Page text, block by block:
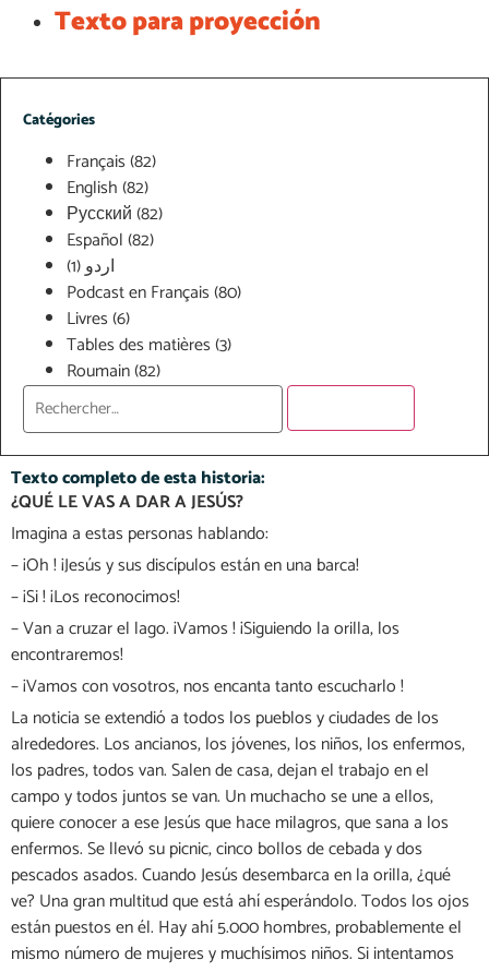
Texto para proyección
Catégories
Français(82)
English(82)
Русский(82)
Español(82)
اردو(1)
Podcast en Français(80)
Livres(6)
Tables des matières(3)
Roumain(82)
Texto completo de esta historia:​
¿QUÉ LE VAS A DAR A JESÚS?
Imagina a estas personas hablando:
– ¡Oh ! ¡Jesús y sus discípulos están en una barca!
– ¡Si ! ¡Los reconocimos!
– Van a cruzar el lago. ¡Vamos ! ¡Siguiendo la orilla, los
encontraremos!
– ¡Vamos con vosotros, nos encanta tanto escucharlo !
La noticia se extendió a todos los pueblos y ciudades de los
alrededores. Los ancianos, los jóvenes, los niños, los enfermos,
los padres, todos van. Salen de casa, dejan el trabajo en el
campo y todos juntos se van. Un muchacho se une a ellos,
quiere conocer a ese Jesús que hace milagros, que sana a los
enfermos. Se llevó su picnic, cinco bollos de cebada y dos
pescados asados. Cuando Jesús desembarca en la orilla, ¿qué
ve? Una gran multitud que está ahí esperándolo. Todos los ojos
están puestos en él. Hay ahí 5.000 hombres, probablemente el
mismo número de mujeres y muchísimos niños. Si intentamos